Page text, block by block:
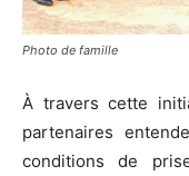
Photo de famille
À travers cette
partenaires
conditions de